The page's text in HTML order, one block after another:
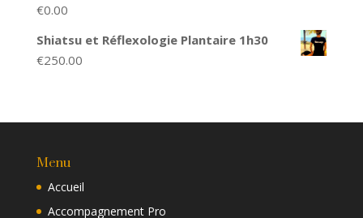
€0.00
Shiatsu et Réflexologie Plantaire 1h30
€250.00
Menu
Accueil
Accompagnement Pro